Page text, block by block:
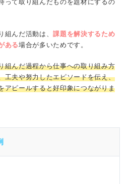
って取り組んだものを題材にするの
組んだ活動は、課題を解決するため
ある場合が多いためです。
組んだ過程から仕事への取り組み方
工夫や努力したエピソードを伝え、
アピールすると好印象につながりま